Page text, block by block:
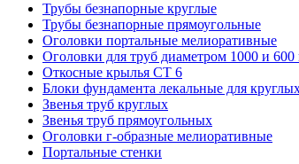
Трубы безнапорные круглые
Трубы безнапорные прямоугольные
Оголовки портальные мелиоративные
Оголовки для труб диаметром 1000 и
Откосные крылья СТ 6
Блоки фундамента лекальные для
Звенья труб круглых
Звенья труб прямоугольных
Оголовки г-образные мелиоративные
Портальные стенки